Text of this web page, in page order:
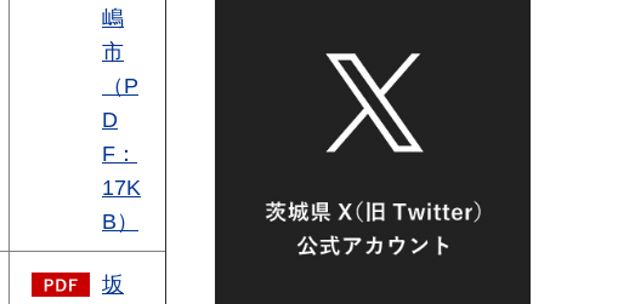
嶋
市
（P
D
F：
17K
B）
坂